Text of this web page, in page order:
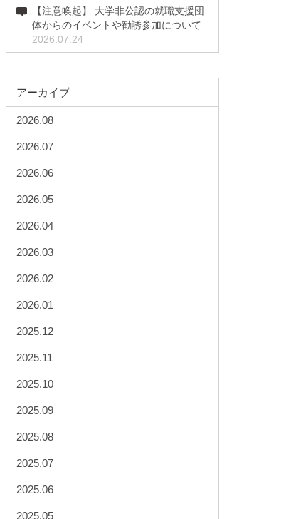
【注意喚起】 大学非公認の就職支援団
体からのイベントや勧誘参加について
2026.07.24
アーカイブ
2026.08
2026.07
2026.06
2026.05
2026.04
2026.03
2026.02
2026.01
2025.12
2025.11
2025.10
2025.09
2025.08
2025.07
2025.06
2025.05